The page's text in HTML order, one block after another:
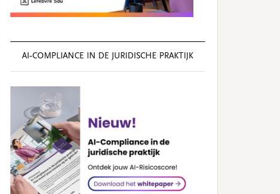
AI‑COMPLIANCE IN DE JURIDISCHE PRAKTIJK